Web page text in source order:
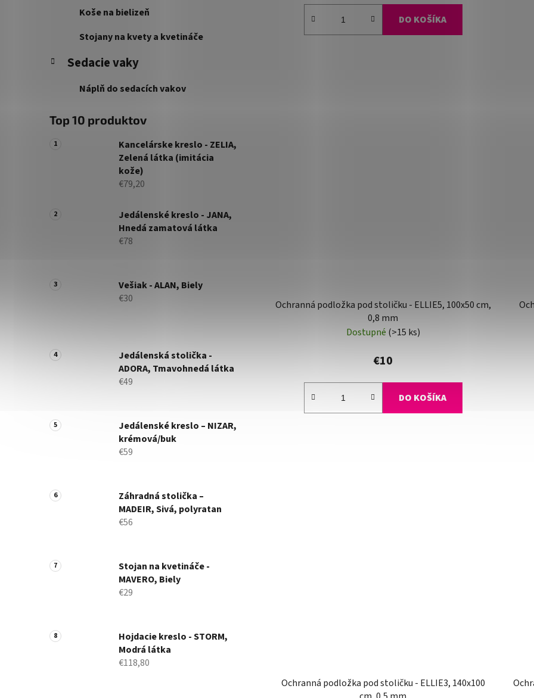
Koše na bielizeň
Stojany na kvety a kvetináče
Sedacie vaky
Náplň do sedacích vakov
Top 10 produktov
Kancelárske kreslo - ZELIA,
Zelená látka (imitácia
kože)
€79,20
Jedálenské kreslo - JANA,
Hnedá zamatová látka
€78
Vešiak - ALAN, Biely
€30
Jedálenská stolička -
ADORA, Tmavohnedá látka
€49
Jedálenské kreslo – NIZAR,
krémová/buk
€59
Záhradná stolička –
MADEIR, Sivá, polyratan
€56
Stojan na kvetináče -
MAVERO, Biely
€29
Hojdacie kreslo - STORM,
Modrá látka
€118,80
DO KOŠÍKA
Ochranná podložka pod stoličku - ELLIE5, 100x50 cm,
0,8 mm
Dostupné (>15 ks)
€10
DO KOŠÍKA
Ochranná podložka pod stoličku - ELLIE3, 140x100